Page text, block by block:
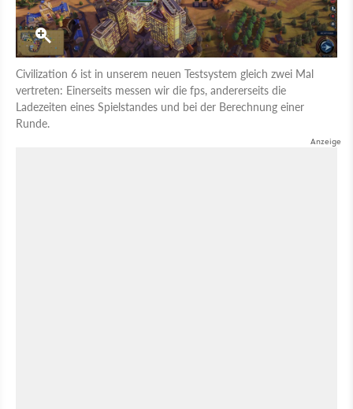
Civilization 6 ist in unserem neuen Testsystem gleich zwei Mal
vertreten: Einerseits messen wir die fps, andererseits die
Ladezeiten eines Spielstandes und bei der Berechnung einer
Runde.